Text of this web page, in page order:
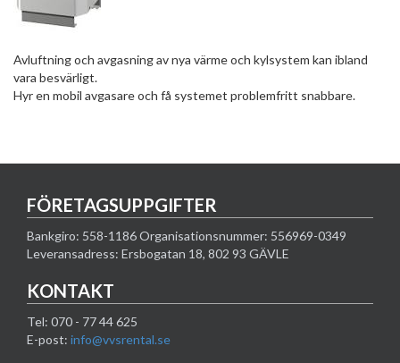
Avluftning och avgasning av nya värme och kylsystem kan ibland
vara besvärligt.
Hyr en mobil avgasare och få systemet problemfritt snabbare.
FÖRETAGSUPPGIFTER
Bankgiro: 558-1186 Organisationsnummer: 556969-0349
Leveransadress: Ersbogatan 18, 802 93 GÄVLE
KONTAKT
Tel: 070 - 77 44 625
E-post: info@vvsrental.se